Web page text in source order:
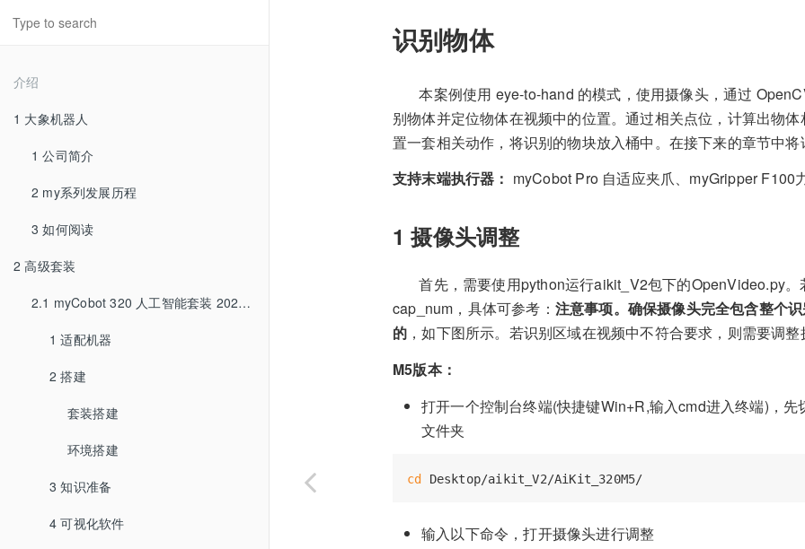
介绍
1 大象机器人
1 公司简介
2 my系列发展历程
3 如何阅读
2 高级套装
2.1 myCobot 320 人工智能套装 2023版
1 适配机器
2 搭建
套装搭建
环境搭建
3 知识准备
4 可视化软件
识别物体
本案例使用 eye-to-hand 的模式，使用摄像头，通过
别物体并定位物体在视频中的位置。通过相关点位，计算出物
置一套相关动作，将识别的物块放入桶中。在接下来的章节中将
支持末端执行器： myCobot Pro 自适应夹爪、myGripper F100
1 摄像头调整
首先，需要使用python运行aikit_V2包下的OpenVideo.py。
cap_num，具体可参考： 注意事项。确保摄像头完全包含整个
的 ，如下图所示。若识别区域在视频中不符合要求，则需要调整
M5版本：
打开一个控制台终端(快捷键Win+R,输入cmd进入终端)，
文件夹
cd
输入以下命令，打开摄像头进行调整